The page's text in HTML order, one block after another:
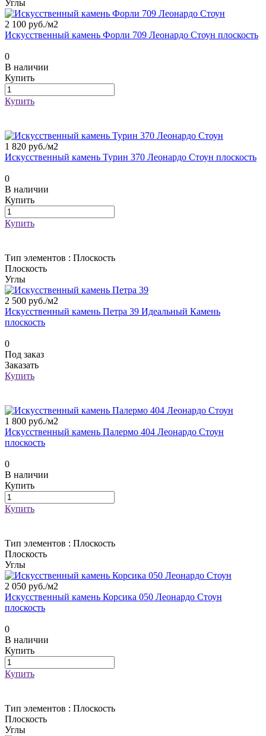
Углы
2 100 руб./м2
Искусственный камень Форли 709 Леонардо Стоун плоскость
0
В наличии
Купить
Купить
1 820 руб./м2
Искусственный камень Турин 370 Леонардо Стоун плоскость
0
В наличии
Купить
Купить
Тип элементов : Плоскость
Плоскость
Углы
2 500 руб./м2
Искусственный камень Петра 39 Идеальный Камень
плоскость
0
Под заказ
Заказать
Купить
1 800 руб./м2
Искусственный камень Палермо 404 Леонардо Стоун
плоскость
0
В наличии
Купить
Купить
Тип элементов : Плоскость
Плоскость
Углы
2 050 руб./м2
Искусственный камень Корсика 050 Леонардо Стоун
плоскость
0
В наличии
Купить
Купить
Тип элементов : Плоскость
Плоскость
Углы